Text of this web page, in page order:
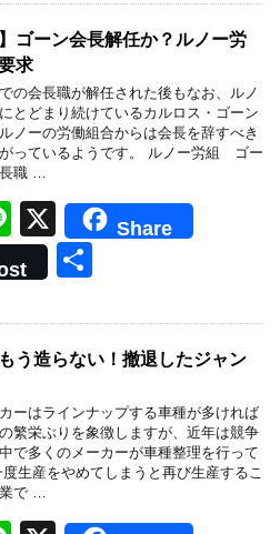
】ゴーン会長解任か？ルノー労
求
の会長職が解任された後もなお、ルノ
とどまり続けているカルロス・ゴーン
ノーの労働組合からは会長を辞すべき
っているようです。 ルノー労組 ゴー
職 …
Li
n
e
X
Share
もう造らない！撤退したジャン
ーはラインナップする車種が多ければ
繁栄ぶりを象徴しますが、近年は競争
で多くのメーカーが車種整理を行って
生産をやめてしまうと再び生産するこ
で …